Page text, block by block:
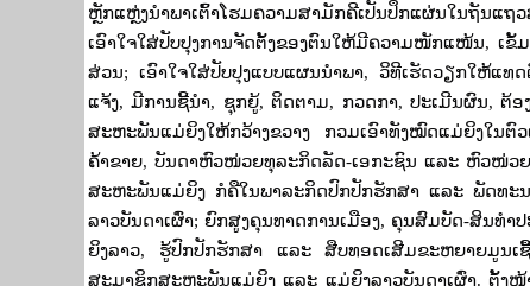
ຫຼັກແຫຼ່ງນໍາພາເຕົ້າໂຮມຄວາມສາມັກຄີເປັນປຶກແຜ່ນໃນຖັນແຖ
ເອົາໃຈໃສ່ປັບປຸງການຈັດຕັ້ງຂອງຕົນໃຫ້ມີຄວາມໜັກແໜ້ນ, ເຂັ້
ສ່ວນ; ເອົາໃຈໃສ່ປັບປຸງແບບແຜນນໍາພາ, ວິທີເຮັດວຽກໃຫ້ແທດ
ແຈ້ງ,ມີການຊີ້ນໍາ, ຊຸກຍູ້, ຕິດຕາມ, ກວດກາ, ປະເມີນຜົນ, ຕ້ອ
ສະຫະພັນແມ່ຍິງໃຫ້ກວ້າງຂວາງ ກວມເອົາທັງໝົດແມ່ຍິງໃນຕົວ
ຄ້າຂາຍ, ບັນດາຫົວໜ່ວຍທຸລະກິດລັດ-ເອກະຊົນ ແລະ ຫົວໜ່ວຍຮ
ສະຫະພັນແມ່ຍິງ ກໍຄືໃນພາລະກິດປົກປັກຮັກສາ ແລະ ພັດທະ
ລາວບັນດາເຜົ່າ;ຍົກສູງຄຸນທາດການເມືອງ, ຄຸນສົມບັດ-ສິນທຳປ
ຍິງລາວ, ຮູ້ປົກປັກຮັກສາ ແລະ ສືບທອດເສີມຂະຫຍາຍມູນເຊື້
ສະມາຊິກສະຫະພັນແມ່ຍິງ ແລະ ແມ່ຍິງລາວບັນດາເຜົ່າ. ຕັ້ງໜ້